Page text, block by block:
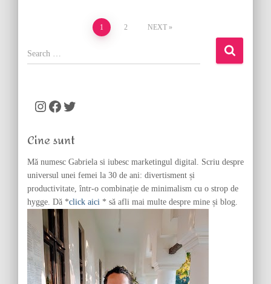
pagination
1 2 NEXT
S
e
o
Instagram Facebook Twitter
Cine sunt
Mă numesc Gabriela si iubesc marketingul digital. Scriu despre
universul unei femei la 30 de ani: divertisment și
productivitate, într-o combinație de minimalism cu o strop de
hygge. Dă *click aici * să afli mai multe despre mine și blog.